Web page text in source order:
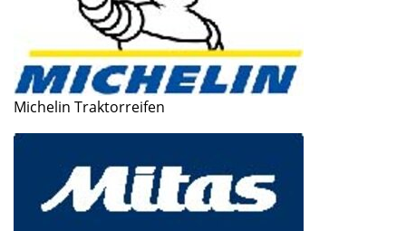
Michelin Traktorreifen